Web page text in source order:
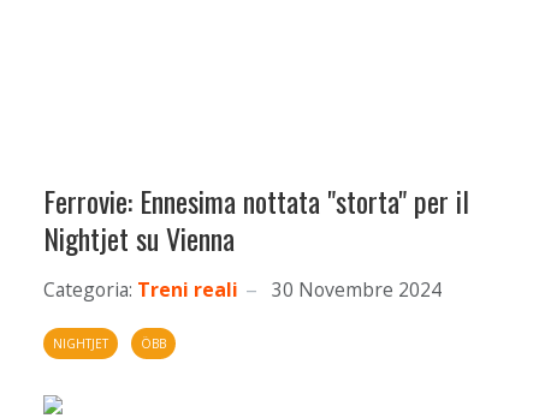
Ferrovie: Ennesima nottata "storta" per il
Nightjet su Vienna
Categoria: Treni reali 30 Novembre 2024
NIGHTJET ÖBB